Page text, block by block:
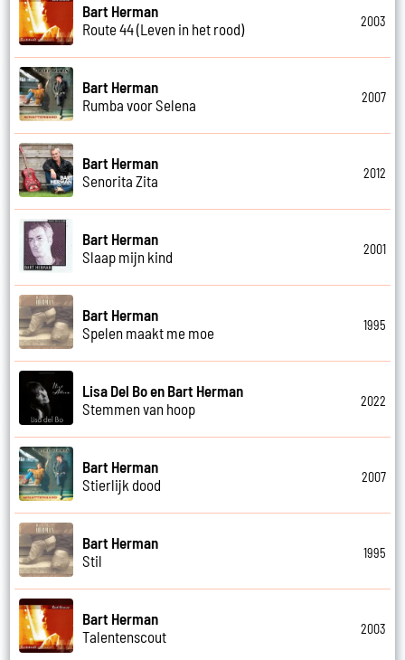
Bart Herman
Route 44 (Leven in het rood)
2003
Bart Herman
Rumba voor Selena
2007
Bart Herman
Senorita Zita
2012
Bart Herman
Slaap mijn kind
2001
Bart Herman
Spelen maakt me moe
1995
Lisa Del Bo en Bart Herman
Stemmen van hoop
2022
Bart Herman
Stierlijk dood
2007
Bart Herman
Stil
1995
Bart Herman
Talentenscout
2003